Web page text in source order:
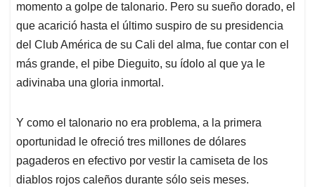
momento a golpe de talonario. Pero su sueño dorado, el
que acarició hasta el último suspiro de su presidencia
del Club América de su Cali del alma, fue contar con el
más grande, el pibe Dieguito, su ídolo al que ya le
adivinaba una gloria inmortal.
Y como el talonario no era problema, a la primera
oportunidad le ofreció tres millones de dólares
pagaderos en efectivo por vestir la camiseta de los
diablos rojos caleños durante sólo seis meses.